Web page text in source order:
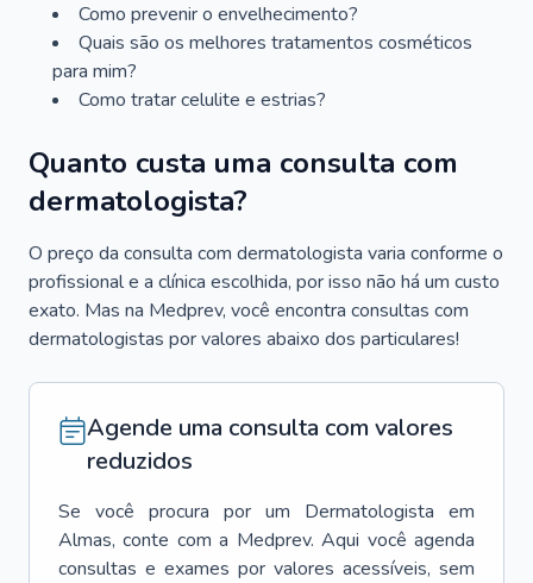
Como prevenir o envelhecimento?
Quais são os melhores tratamentos cosméticos
para mim?
Como tratar celulite e estrias?
Quanto custa uma consulta com
dermatologista?
O preço da consulta com dermatologista varia conforme o
profissional e a clínica escolhida, por isso não há um custo
exato. Mas na Medprev, você encontra consultas com
dermatologistas por valores abaixo dos particulares!
Agende uma consulta com valores
reduzidos
Se você procura por um Dermatologista em
Almas, conte com a Medprev. Aqui você agenda
consultas e exames por valores acessíveis, sem